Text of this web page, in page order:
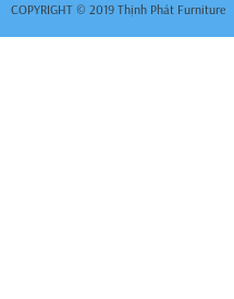
COPYRIGHT © 2019 Thịnh Phát Furniture